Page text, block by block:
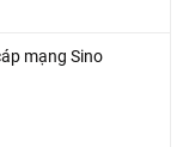
mạng Sino